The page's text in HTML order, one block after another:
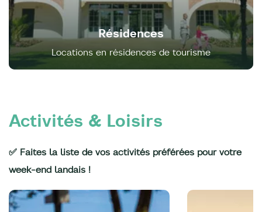
Résidences
Locations en résidences de tourisme
Activités & Loisirs
✅ Faites la liste de vos activités préférées pour votre
week-end landais !